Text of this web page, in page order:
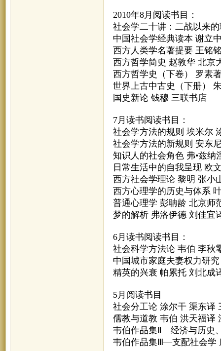
2010年8月阅读书目：
社会学二十讲：二战以来
中国社会学经典读本 谢立
西方人类学名著提要 王铭
西方哲学简史 赵敦华 北京
西方哲学史（下卷） 罗素
世界上古中古史（下册）
国史新论 钱穆 三联书店
7月读书阅读书目：
社会学方法的规则 埃米尔
社会学方法的新规则 安东
知识人的社会角色 弗•兹
日常生活中的自我呈现 欧
西方社会学理论 黎明 张小
西方心理学的历史与体系
普通心理学 彭聃龄 北京师
梦的解析 弗洛伊德 刘佳宜
6月读书阅读书目：
社会科学方法论 韦伯 李秋
中国城市家庭夫妻权力研
精英的兴衰 帕累托 刘北成
5月阅读书目
社会分工论 涂尔干 渠东译
儒教与道教 韦伯 洪天福译
韦伯作品集Ⅱ—经济与历史
韦伯作品集Ⅲ—支配社会学